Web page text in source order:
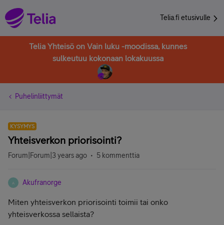
Telia.fi etusivulle
Telia Yhteisö on Vain luku -moodissa, kunnes
sulkeutuu kokonaan lokakuussa
Puhelinliittymät
KYSYMYS
Yhteisverkon priorisointi?
Forum|Forum|3 years ago 5 kommenttia
A Akufranorge
Miten yhteisverkon priorisointi toimii tai onko
yhteisverkossa sellaista?